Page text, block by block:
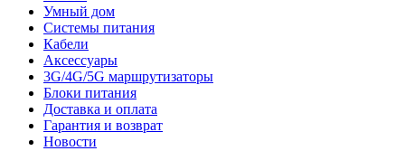
Умный дом
Системы питания
Кабели
Аксессуары
3G/4G/5G маршрутизаторы
Блоки питания
Доставка и оплата
Гарантия и возврат
Новости